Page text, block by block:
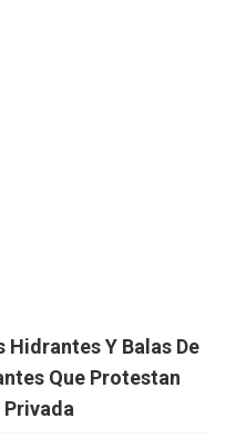
Y Balas De
Que Protestan
Privada